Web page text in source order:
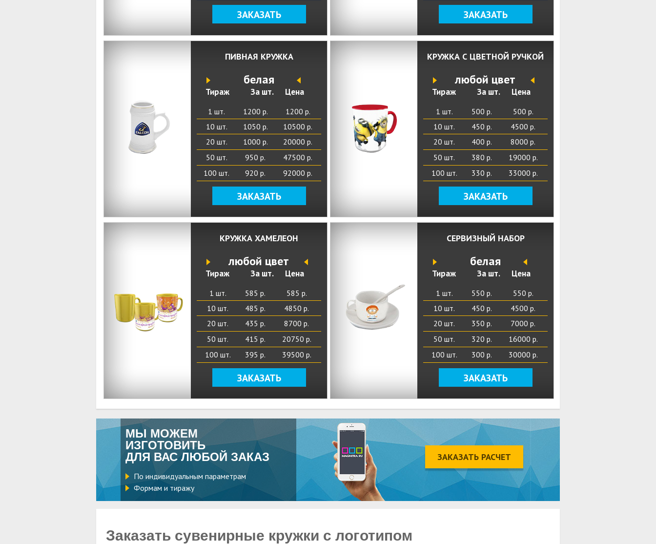
ЗАКАЗАТЬ ЗАКАЗАТЬ
ПИВНАЯ КРУЖКА
белая
Тираж За шт. Цена
1 шт. 1200 р.
1200 р.
10 шт.
1050 р.
10500 р.
20 шт.
1000 р.
20000 р.
50 шт.
950 р.
47500 р.
100 шт.
920 р. 92000 р.
ЗАКАЗАТЬ
КРУЖКА С ЦВЕТНОЙ РУЧКОЙ
любой цвет
Тираж За шт. Цена
1 шт. 500 р.
500 р.
10 шт.
450 р.
4500 р.
20 шт.
400 р.
8000 р.
50 шт.
380 р.
19000 р.
100 шт.
330 р. 33000 р.
ЗАКАЗАТЬ
КРУЖКА ХАМЕЛЕОН
любой цвет
Тираж За шт. Цена
1 шт. 585 р.
585 р.
10 шт.
485 р.
4850 р.
20 шт.
435 р.
8700 р.
50 шт.
415 р.
20750 р.
100 шт.
395 р. 39500 р.
ЗАКАЗАТЬ
СЕРВИЗНЫЙ НАБОР
белая
Тираж За шт. Цена
1 шт. 550 р.
550 р.
10 шт.
450 р.
4500 р.
20 шт.
350 р.
7000 р.
50 шт.
320 р.
16000 р.
100 шт.
300 р. 30000 р.
ЗАКАЗАТЬ
МЫ МОЖЕМ
ИЗГОТОВИТЬ
ДЛЯ ВАС ЛЮБОЙ ЗАКАЗ
По индивидуальным параметрам
Формам и тиражу
ЗАКАЗАТЬ РАСЧЕТ
Заказать сувенирные кружки с логотипом
Напишите нам в Telegram
рассчитаем ваш заказ!
Написать в Telegram
Оставить заявку